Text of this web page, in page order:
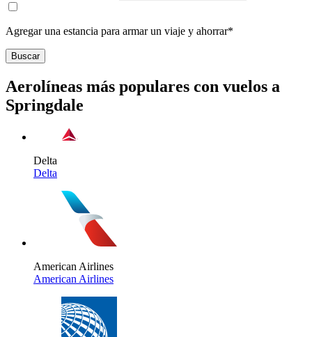
Agregar una estancia para armar un viaje y ahorrar*
Buscar
Aerolíneas más populares con vuelos a
Springdale
Delta
Delta
American Airlines
American Airlines